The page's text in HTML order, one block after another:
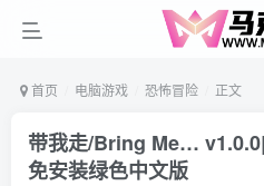
首页 电脑游戏 恐怖冒险 正文
带我走/Bring Me…
免安装绿色中文版